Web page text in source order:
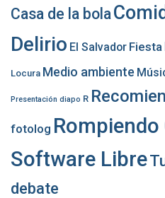
Casa de la bola
Delirio El Salvador Fiesta
Locura Medio ambiente
Presentación diapo R
fotolog Rompiendo
Software Libre
debate